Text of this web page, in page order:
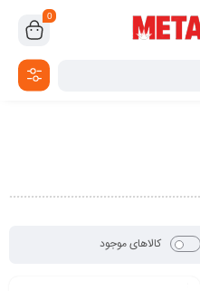
0
کالاهای موجود